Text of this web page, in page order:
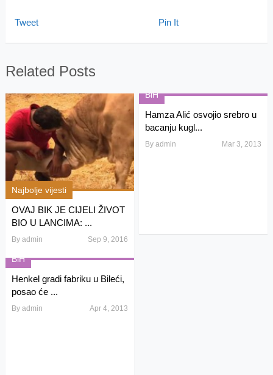
Tweet Pin It
Related Posts
Najbolje vijesti
OVAJ BIK JE CIJELI ŽIVOT
BIO U LANCIMA: ...
By admin Sep 9, 2016
BiH
Hamza Alić osvojio srebro u
bacanju kugl...
Byadmin Mar 3, 2013
BiH
Henkel gradi fabriku u Bileći,
posao će ...
By admin Apr 4, 2013